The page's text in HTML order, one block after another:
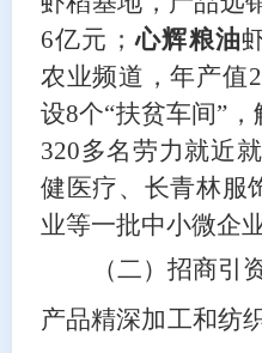
6亿元； 心辉粮油
农业频道，年产值2
设8个“扶贫车间”
320多名劳力就近
健医疗、长青林服
业等一批中小微企
（二）招商引
产品精深加工和纺